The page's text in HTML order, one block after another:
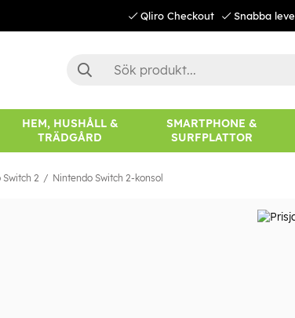
Qliro Checkout Snabba
HEM, HUSHÅLL &
TRÄDGÅRD
SMARTPHONE &
SURFPLATTOR
Switch 2 Nintendo Switch 2-konsol